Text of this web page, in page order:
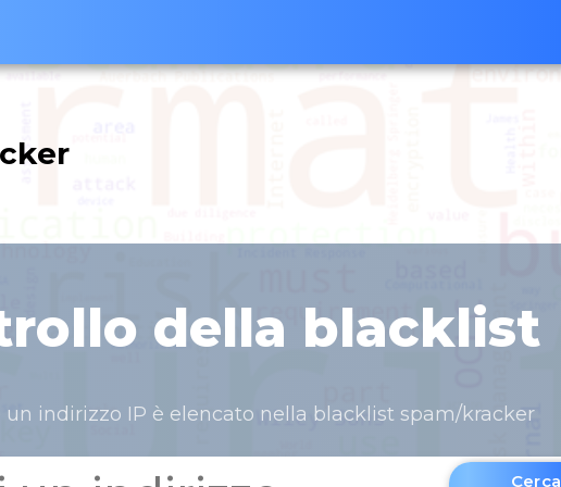
della blacklist
un indirizzo IP è elencato nella blacklist spam/kracker
Cerca